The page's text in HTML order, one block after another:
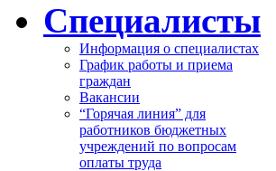
Специалисты
Информация о специалистах
График работы и приема
граждан
Вакансии
“Горячая линия” для
работников бюджетных
учреждений по вопросам
оплаты труда